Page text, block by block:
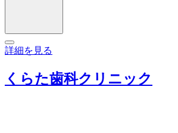
詳細を見る
くらた歯科クリニック